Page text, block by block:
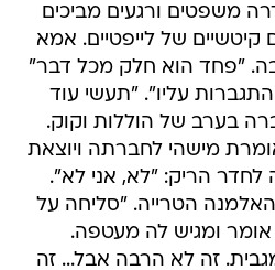
משפטים ורגעים מביכים
קיטשיים של לייפטיים. אמא
"פחד הוא חלק מכל דבר"
עליו". "תעשי עוד
בערב של הוללות וקוק.
מישהי לחברתה ויוצאת
הריק: "לא, אני לא".
האלמנה הטרייה. "סליחה על
ומגיש לה מעטפה.
זה לא הרבה אבל... זה